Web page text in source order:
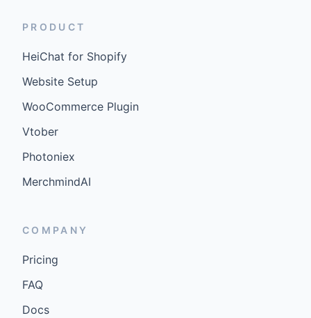
PRODUCT
HeiChat for Shopify
Website Setup
WooCommerce Plugin
Vtober
Photoniex
MerchmindAI
COMPANY
Pricing
FAQ
Docs